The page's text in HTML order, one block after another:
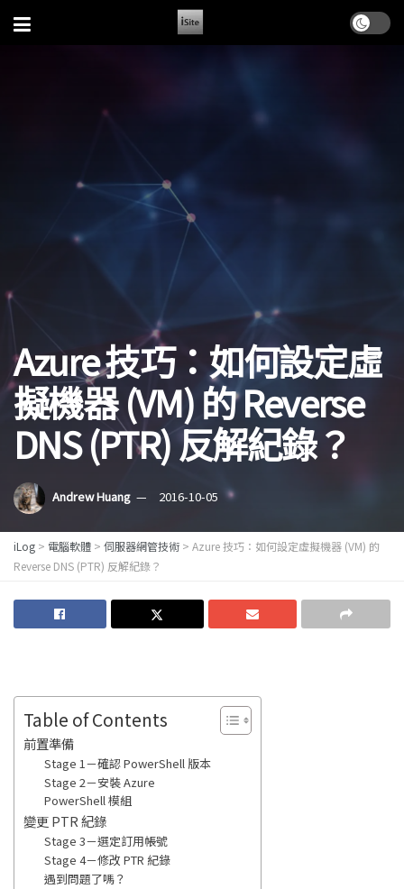
Azure 技巧：如何設定虛
擬機器 (VM) 的 Reverse
DNS (PTR) 反解紀錄？
Andrew Huang 2016-10-05
iLog > 電腦軟體 > 伺服器網管技術 > Azure 技巧：如何設定虛擬機器 (VM) 的
Reverse DNS (PTR) 反解紀錄？
Table of Contents
前置準備
Stage 1－確認 PowerShell 版本
Stage 2－安裝 Azure
PowerShell 模組
變更 PTR 紀錄
Stage 3－選定訂用帳號
Stage 4－修改 PTR 紀錄
遇到問題了嗎？